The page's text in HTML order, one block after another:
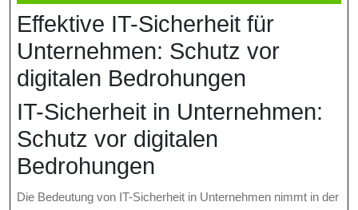
Juni
online
Effektive IT-Sicherheit für
Unternehmen: Schutz vor
digitalen Bedrohungen
IT-Sicherheit in Unternehmen:
Schutz vor digitalen
Bedrohungen
Die Bedeutung von IT-Sicherheit in Unternehmen nimmt in der